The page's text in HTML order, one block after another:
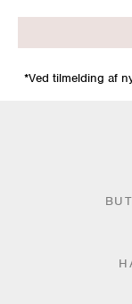
*Ved tilmelding af